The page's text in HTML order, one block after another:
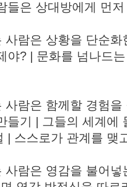
들은 상대방에게 먼
사람은 상황을 단순화
야? | 문화를 넘나드
사람은 함께할 경험을
들기 | 그들의 세계에
| 스스로가 관계를 맺
사람은 영감을 불어넣